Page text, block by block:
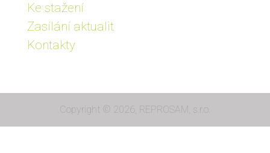
Ke stažení
Zasílání aktualit
Kontakty
Copyright © 2026, REPROSAM, s.r.o.